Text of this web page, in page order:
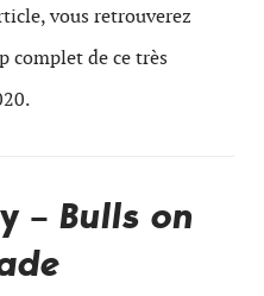
vous retrouverez
complet de ce très
– Bulls on